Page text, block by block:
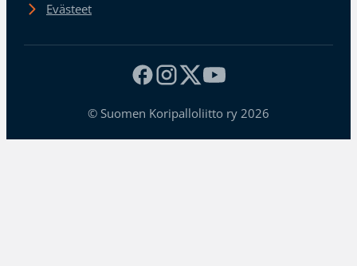
Evästeet
© Suomen Koripalloliitto ry 2026